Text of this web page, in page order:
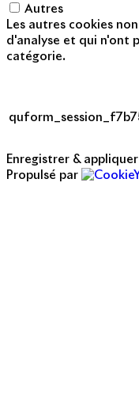
Autres
Les autres cookies
d'analyse et qui n'ont
catégorie.
Enregistrer & appliquer
Propulsé par